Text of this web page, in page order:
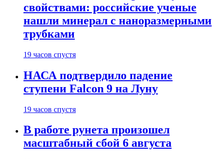
свойствами: российские ученые
нашли минерал с наноразмерными
трубками
19 часов спустя
НАСА подтвердило падение
ступени Falcon 9 на Луну
19 часов спустя
В работе рунета произошел
масштабный сбой 6 августа